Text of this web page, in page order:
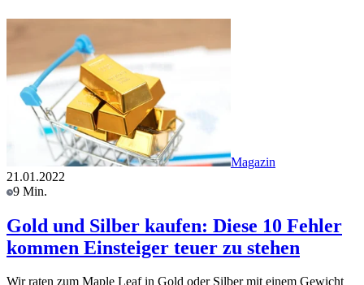
Magazin
21.01.2022
9 Min.
Gold und Silber kaufen: Diese 10 Fehler
kommen Einsteiger teuer zu stehen
Wir raten zum Maple Leaf in Gold oder Silber mit einem Gewicht